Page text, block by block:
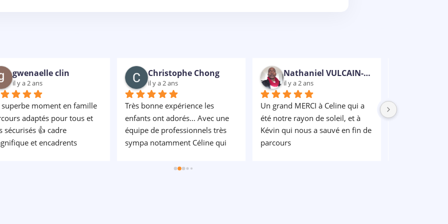
gwenaelle clin
il y a 2 ans
superbe moment en famille
adaptés pour tous et
sécurisés 👍 cadre
et encadrents
Christophe Chong
il y a 2 ans
Très bonne expérience les
enfants ont adorés... Avec une
équipe de professionnels très
sympa notamment Céline qui
grand merci à elle... Elle est à l
Nathaniel VULCAIN-RUBENS
il y a 2 ans
Un grand MERCI à Celine qui a
été notre rayon de soleil, et à
Kévin qui nous a sauvé en fin de
parcours